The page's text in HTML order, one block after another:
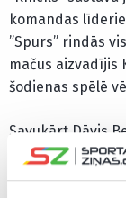
komandas
”Spurs” rindās
mačus aizvadījis
šodienas spēlē
Savukārt Dāvis
rezervistu